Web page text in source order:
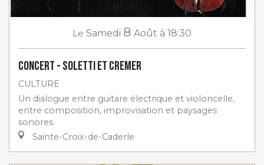
Le Samedi 8 Août à 18:30
Concert - Soletti et Cremer
CULTURE
Un dialogue entre guitare électrique et violoncelle,
entre composition, improvisation et paysages
sonores.
Sainte-Croix-de-Caderle